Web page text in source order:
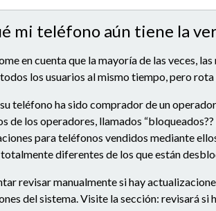
mi teléfono aún tiene la
en cuenta que la mayoría de las veces,
los usuarios al mismo tiempo, pero
teléfono ha sido comprador de un
de los operadores, llamados
para teléfonos vendidos mediante
diferentes de los que están
revisar manualmente si hay
del sistema. Visite la sección: revisará